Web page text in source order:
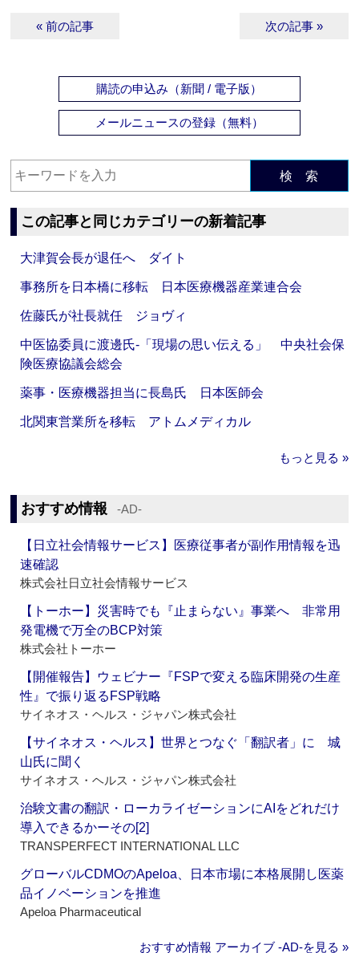
« 前の記事 次の記事 »
購読の申込み（新聞 / 電子版）
メールニュースの登録（無料）
検 索
この記事と同じカテゴリーの新着記事
大津賀会長が退任へ ダイト
事務所を日本橋に移転 日本医療機器産業連合会
佐藤氏が社長就任 ジョヴィ
中医協委員に渡邊氏‐「現場の思い伝える」 中央社会保
険医療協議会総会
薬事・医療機器担当に長島氏 日本医師会
北関東営業所を移転 アトムメディカル
もっと見る »
おすすめ情報 ‐AD‐
【日立社会情報サービス】医療従事者が副作用情報を迅
速確認
株式会社日立社会情報サービス
【トーホー】災害時でも『止まらない』事業へ 非常用
発電機で万全のBCP対策
株式会社トーホー
【開催報告】ウェビナー『FSPで変える臨床開発の生産
性』で振り返るFSP戦略
サイネオス・ヘルス・ジャパン株式会社
【サイネオス・ヘルス】世界とつなぐ「翻訳者」に 城
山氏に聞く
サイネオス・ヘルス・ジャパン株式会社
治験文書の翻訳・ローカライゼーションにAIをどれだけ
導入できるかーその[2]
TRANSPERFECT INTERNATIONAL LLC
グローバルCDMOのApeloa、日本市場に本格展開し医薬
品イノベーションを推進
Apeloa Pharmaceutical
おすすめ情報 アーカイブ ‐AD‐を見る »